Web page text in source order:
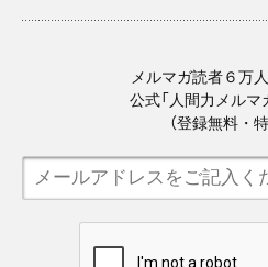
メルマガ読者６万
公式「人間力メルマ
（登録無料・